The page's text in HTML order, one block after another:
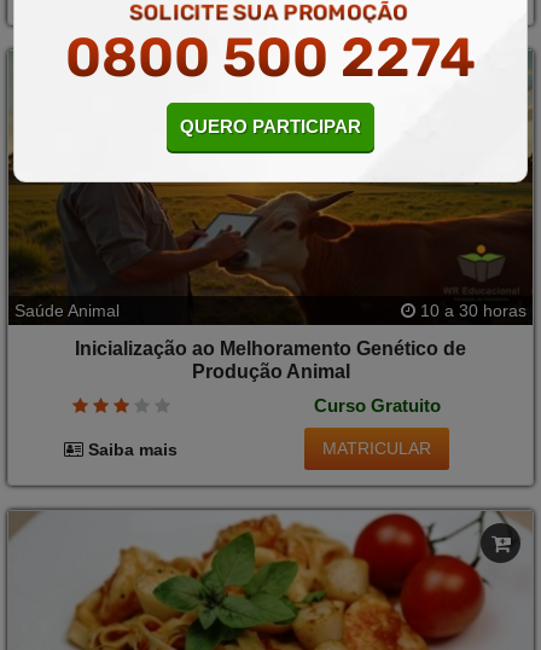
Saúde Animal 10 a 30 horas
Inicialização ao Melhoramento Genético de
Produção Animal
Curso Gratuito
Saiba mais MATRICULAR
SOLICITE SUA PROMOÇÃO
0800 500 2274
QUERO PARTICIPAR